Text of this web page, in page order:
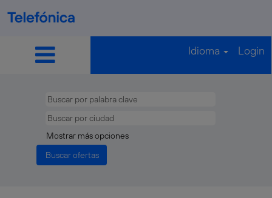
Idioma Login
Mostrar más opciones